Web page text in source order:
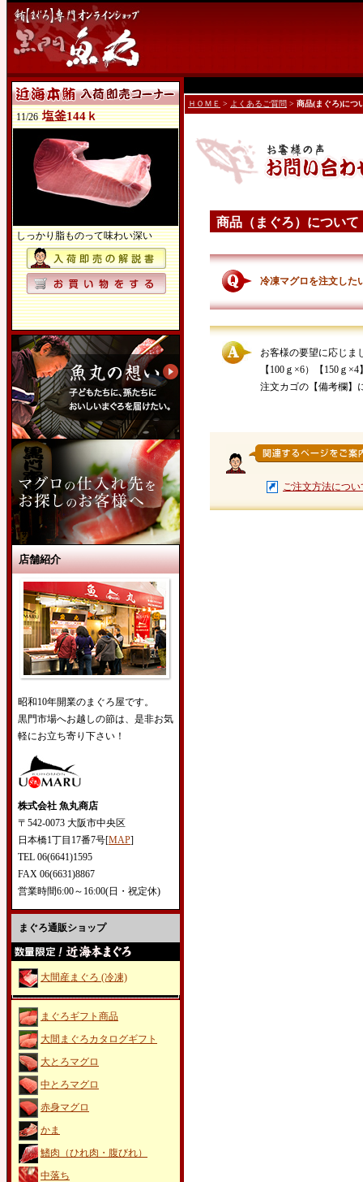
11/26 塩釜144ｋ
しっかり脂ものって味わい深い
店舗紹介
昭和10年開業のまぐろ屋です。
黒門市場へお越しの節は、是非お気
軽にお立ち寄り下さい！
株式会社 魚丸商店
〒542-0073 大阪市中央区
日本橋1丁目17番7号[MAP]
TEL 06(6641)1595
FAX 06(6631)8867
営業時間6:00～16:00(日・祝定休)
まぐろ通販ショップ
大間産まぐろ (冷凍)
まぐろギフト商品
大間まぐろカタログギフト
大とろマグロ
中とろマグロ
赤身マグロ
かま
鰭肉（ひれ肉・腹びれ）
中落ち
ＨＯＭＥ > よくあるご質問 > 商品(まぐろ)につ
商品（まぐろ）について
冷凍マグロを注文した
お客様の要望に応じま
【100ｇ×6）【150ｇ
注文カゴの【備考欄】
ご注文方法につい